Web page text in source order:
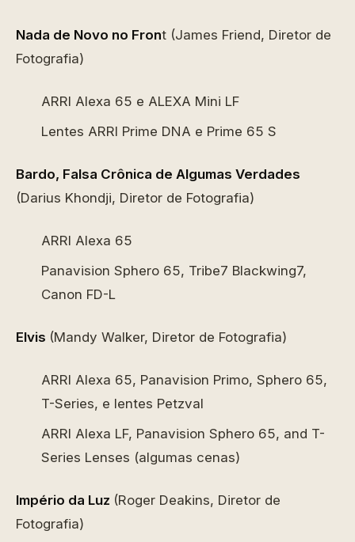
Nada de Novo no Front (James Friend, Diretor de
Fotografia)
ARRI Alexa 65 e ALEXA Mini LF
Lentes ARRI Prime DNA e Prime 65 S
Bardo, Falsa Crônica de Algumas Verdades
(Darius Khondji, Diretor de Fotografia)
ARRI Alexa 65
Panavision Sphero 65, Tribe7 Blackwing7,
Canon FD-L
Elvis (Mandy Walker, Diretor de Fotografia)
ARRI Alexa 65, Panavision Primo, Sphero 65,
T-Series, e lentes Petzval
ARRI Alexa LF, Panavision Sphero 65, and T-
Series Lenses (algumas cenas)
Império da Luz (Roger Deakins, Diretor de
Fotografia)